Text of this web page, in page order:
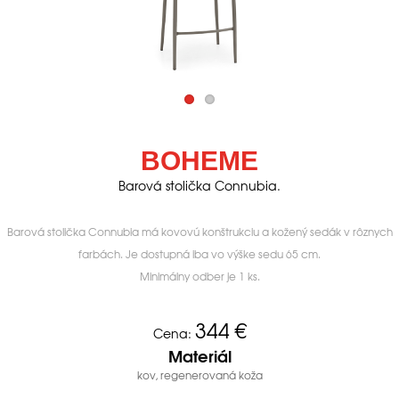
BOHEME
Barová stolička Connubia.
Barová stolička Connubia má kovovú konštrukciu a kožený sedák v rôznych
farbách. Je dostupná iba vo výške sedu 65 cm.
Minimálny odber je 1 ks.
Cena: 344€
Materiál
kov, regenerovaná koža